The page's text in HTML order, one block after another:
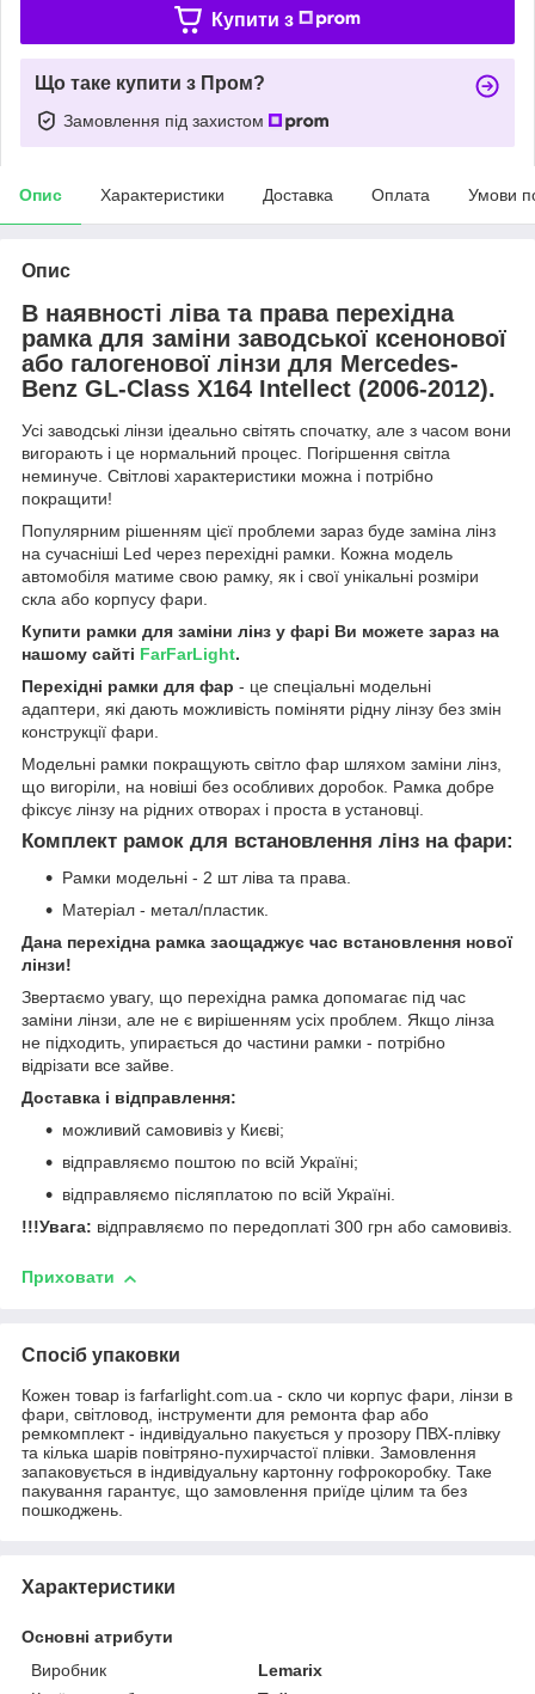
Купити з
Що таке купити з Пром?
Замовлення під захистом
Опис Характеристики Доставка Оплата Умови
Опис
В наявності ліва та права перехідна
рамка для заміни заводської ксенонової
або галогенової лінзи для Mercedes-
Benz GL-Class X164 Intellect (2006-2012).
Усі заводські лінзи ідеально світять спочатку, але з часом вони
вигорають і це нормальний процес. Погіршення світла
неминуче. Світлові характеристики можна і потрібно
покращити!
Популярним рішенням цієї проблеми зараз буде заміна лінз
на сучасніші Led через перехідні рамки. Кожна модель
автомобіля матиме свою рамку, як і свої унікальні розміри
скла або корпусу фари.
Купити рамки для заміни лінз у фарі Ви можете зараз на
нашому сайті FarFarLight.
Перехідні рамки для фар - це спеціальні модельні
адаптери, які дають можливість поміняти рідну лінзу без змін
конструкції фари.
Модельні рамки покращують світло фар шляхом заміни лінз,
що вигоріли, на новіші без особливих доробок. Рамка добре
фіксує лінзу на рідних отворах і проста в установці.
Комплект рамок для встановлення лінз на фари:
Рамки модельні - 2 шт ліва та права.
Матеріал - метал/пластик.
Дана перехідна рамка заощаджує час встановлення нової
лінзи!
Звертаємо увагу, що перехідна рамка допомагає під час
заміни лінзи, але не є вирішенням усіх проблем. Якщо лінза
не підходить, упирається до частини рамки - потрібно
відрізати все зайве.
Доставка і відправлення:
можливий самовивіз у Києві;
відправляємо поштою по всій Україні;
відправляємо післяплатою по всій Україні.
!!!Увага: відправляємо по передоплаті 300 грн або самовивіз.
Приховати
Спосіб упаковки
Кожен товар із farfarlight.com.ua - скло чи корпус фари, лінзи в
фари, світловод, інструменти для ремонта фар або
ремкомплект - індивідуально пакується у прозору ПВХ-плівку
та кілька шарів повітряно-пухирчастої плівки. Замовлення
запаковується в індивідуальну картонну гофрокоробку. Таке
пакування гарантує, що замовлення приїде цілим та без
пошкоджень.
Характеристики
Основні атрибути
Виробник
Lemarix